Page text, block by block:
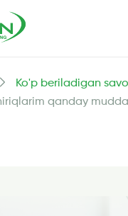
Ko'p beriladigan
qanday